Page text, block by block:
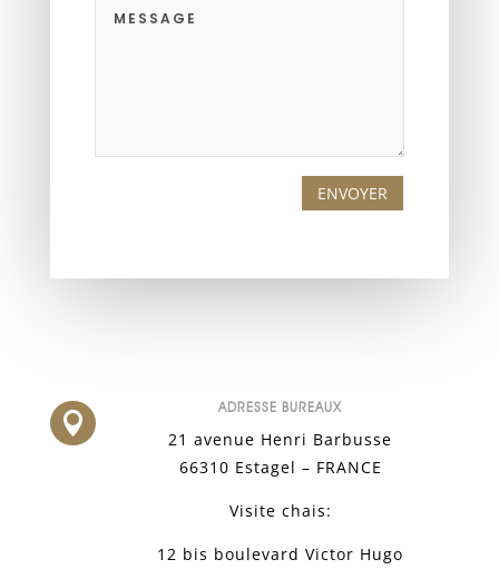
ENVOYER

ADRESSE BUREAUX
21 avenue Henri Barbusse
66310 Estagel – FRANCE
Visite chais:
12 bis boulevard Victor Hugo